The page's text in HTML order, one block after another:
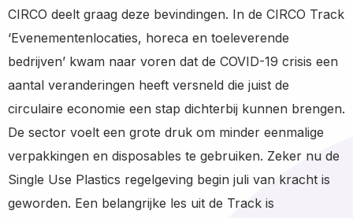
CIRCO deelt graag deze bevindingen. In de CIRCO Track
‘Evenementenlocaties, horeca en toeleverende
bedrijven’ kwam naar voren dat de COVID-19 crisis een
aantal veranderingen heeft versneld die juist de
circulaire economie een stap dichterbij kunnen brengen.
De sector voelt een grote druk om minder eenmalige
verpakkingen en disposables te gebruiken. Zeker nu de
Single Use Plastics regelgeving begin juli van kracht is
geworden. Een belangrijke les uit de Track is